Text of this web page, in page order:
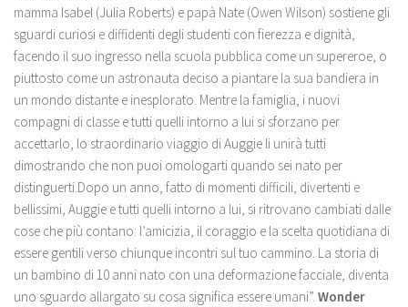
mamma Isabel (Julia Roberts) e papà Nate (Owen Wilson) sostiene gli
sguardi curiosi e diffidenti degli studenti con fierezza e dignità,
facendo il suo ingresso nella scuola pubblica come un supereroe, o
piuttosto come un astronauta deciso a piantare la sua bandiera in
un mondo distante e inesplorato. Mentre la famiglia, i nuovi
compagni di classe e tutti quelli intorno a lui si sforzano per
accettarlo, lo straordinario viaggio di Auggie li unirà tutti
dimostrando che non puoi omologarti quando sei nato per
distinguerti.Dopo un anno, fatto di momenti difficili, divertenti e
bellissimi, Auggie e tutti quelli intorno a lui, si ritrovano cambiati dalle
cose che più contano: l’amicizia, il coraggio e la scelta quotidiana di
essere gentili verso chiunque incontri sul tuo cammino. La storia di
un bambino di 10 anni nato con una deformazione facciale, diventa
uno sguardo allargato su cosa significa essere umani”. Wonder